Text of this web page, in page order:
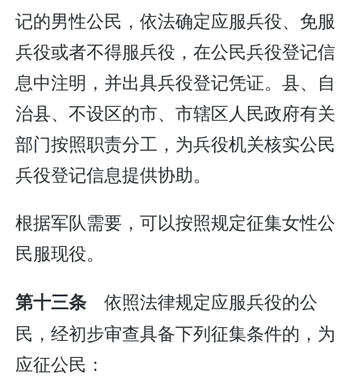
记的男性公民，依法确定应服兵役、免服
兵役或者不得服兵役，在公民兵役登记信
息中注明，并出具兵役登记凭证。县、自
治县、不设区的市、市辖区人民政府有关
部门按照职责分工，为兵役机关核实公民
兵役登记信息提供协助。
根据军队需要，可以按照规定征集女性公
民服现役。
第十三条 依照法律规定应服兵役的公
民，经初步审查具备下列征集条件的，为
应征公民：